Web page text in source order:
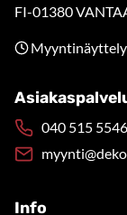
FI-01380
Myyntinäyttely
040 515
Info